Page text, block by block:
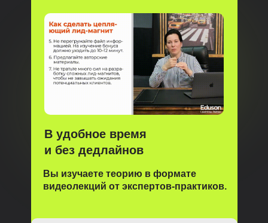
Вы изучаете теорию в формате
видеолекций от экспертов-практиков.
В удобное время
и без дедлайнов